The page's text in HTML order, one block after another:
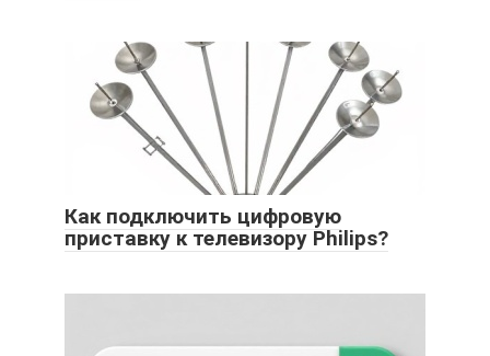
Как подключить цифровую
приставку к телевизору Philips?